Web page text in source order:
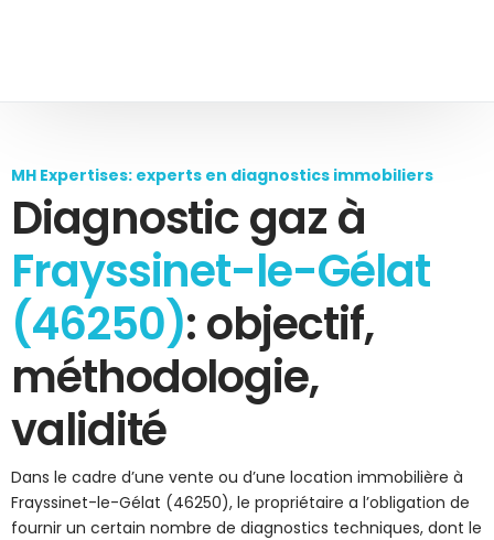
MH Expertises: experts en diagnostics immobiliers
Diagnostic gaz à
Frayssinet-le-Gélat
(46250): objectif,
méthodologie,
validité
Dans le cadre d’une vente ou d’une location immobilière à
Frayssinet-le-Gélat (46250), le propriétaire a l’obligation de
fournir un certain nombre de diagnostics techniques, dont le